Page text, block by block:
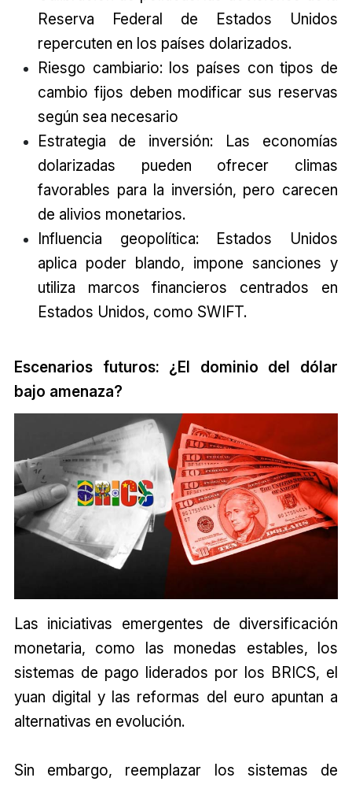
Reserva Federal de Estados Unidos
repercuten en los países dolarizados.
Riesgo cambiario: los países con tipos de
cambio fijos deben modificar sus reservas
según sea necesario
Estrategia de inversión: Las economías
dolarizadas pueden ofrecer climas
favorables para la inversión, pero carecen
de alivios monetarios.
Influencia geopolítica: Estados Unidos
aplica poder blando, impone sanciones y
utiliza marcos financieros centrados en
Estados Unidos, como SWIFT.
Escenarios futuros: ¿El dominio del dólar
bajo amenaza?
Las iniciativas emergentes de diversificación
monetaria, como las monedas estables, los
sistemas de pago liderados por los BRICS, el
yuan digital y las reformas del euro apuntan a
alternativas en evolución.
Sin embargo, reemplazar los sistemas de